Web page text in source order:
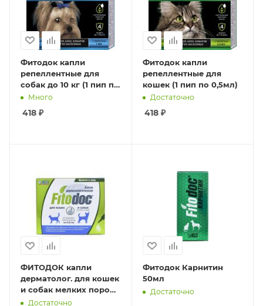
Фитодок капли
репеллентные для
собак до 10 кг (1 пип по
1мл)Много
418 ₽
Фитодок капли
репеллентные для
кошек (1 пип по 0,5мл)
Достаточно
418₽
ФИТОДОК капли
дерматолог. для кошек
и собак мелких пород
0,6мл*4пип
Достаточно
Фитодок Карнитин
50мл
Достаточно